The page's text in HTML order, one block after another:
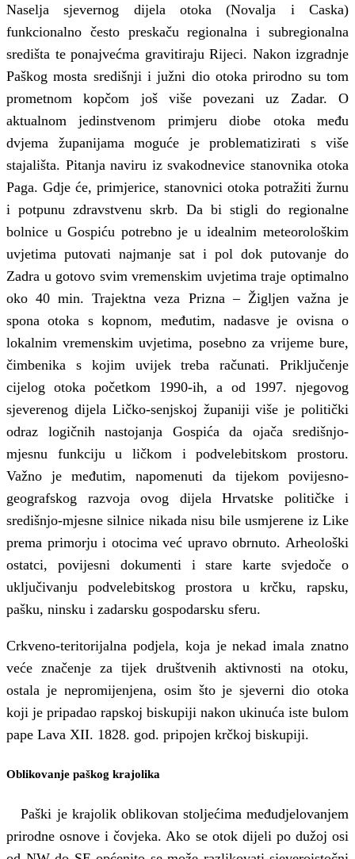
Naselja sjevernog dijela otoka (Novalja i Caska)
funkcionalno često preskaču regionalna i subregionalna
središta te ponajvećma gravitiraju Rijeci. Nakon izgradnje
Paškog mosta središnji i južni dio otoka prirodno su tom
prometnom kopčom još više povezani uz Zadar. O
aktualnom jedinstvenom primjeru diobe otoka među
dvjema županijama moguće je problematizirati s više
stajališta. Pitanja naviru iz svakodnevice stanovnika otoka
Paga. Gdje će, primjerice, stanovnici otoka potražiti žurnu
i potpunu zdravstvenu skrb. Da bi stigli do regionalne
bolnice u Gospiću potrebno je u idealnim meteorološkim
uvjetima putovati najmanje sat i pol dok putovanje do
Zadra u gotovo svim vremenskim uvjetima traje optimalno
oko 40 min. Trajektna veza Prizna – Žigljen važna je
spona otoka s kopnom, međutim, nadasve je ovisna o
lokalnim vremenskim uvjetima, posebno za vrijeme bure,
čimbenika s kojim uvijek treba računati. Priključenje
cijelog otoka početkom 1990-ih, a od 1997. njegovog
sjeverenog dijela Ličko-senjskoj županiji više je politički
odraz logičnih nastojanja Gospića da ojača središnjo-
mjesnu funkciju u ličkom i podvelebitskom prostoru.
Važno je međutim, napomenuti da tijekom povijesno-
geografskog razvoja ovog dijela Hrvatske političke i
središnjo-mjesne silnice nikada nisu bile usmjerene iz Like
prema primorju i otocima već upravo obrnuto. Arheološki
ostatci, povijesni dokumenti i stare karte svjedoče o
uključivanju podvelebitskog prostora u krčku, rapsku,
pašku, ninsku i zadarsku gospodarsku sferu.
Crkveno-teritorijalna podjela, koja je nekad imala znatno
veće značenje za tijek društvenih aktivnosti na otoku,
ostala je nepromijenjena, osim što je sjeverni dio otoka
koji je pripadao rapskoj biskupiji nakon ukinuća iste bulom
pape Lava XII. 1828. god. pripojen krčkoj biskupiji.
Oblikovanje paškog krajolika
Paški je krajolik oblikovan stoljećima međudjelovanjem
prirodne osnove i čovjeka. Ako se otok dijeli po dužoj osi